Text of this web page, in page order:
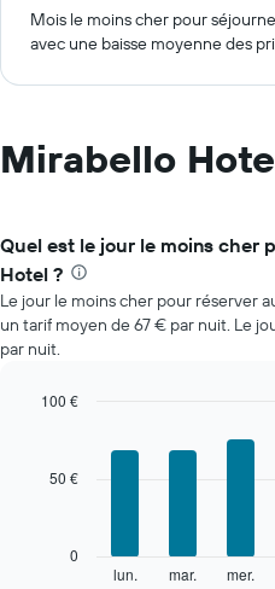
Mois le moins cher pour
avec une baisse moyenne des
Mirabello
Quel est le jour le moins cher
Hotel ?
Le jour le moins cher pour réserver
un tarif moyen de 67 € par nuit. Le
par nuit.
lun. mar. mer.
0
50 €
100 €